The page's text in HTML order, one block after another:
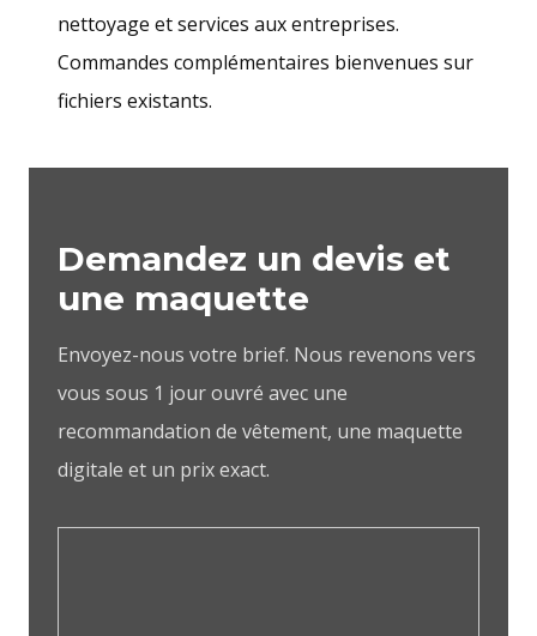
nettoyage et services aux entreprises.
Commandes complémentaires bienvenues sur
fichiers existants.
Demandez un devis et
une maquette
Envoyez-nous votre brief. Nous revenons vers
vous sous 1 jour ouvré avec une
recommandation de vêtement, une maquette
digitale et un prix exact.